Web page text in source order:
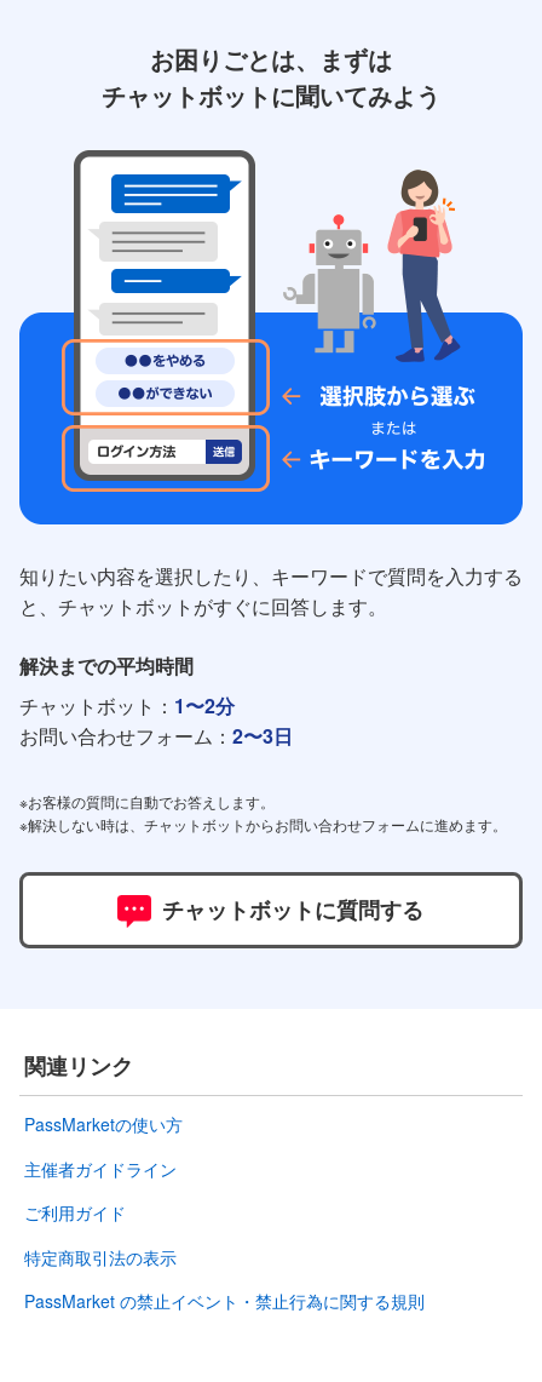
お困りごとは、まずは
チャットボットに聞いてみよう
知りたい内容を選択したり、キーワードで質問を入力する
と、チャットボットがすぐに回答します。
解決までの平均時間
チャットボット： 1〜2分
お問い合わせフォーム： 2〜3日
※お客様の質問に自動でお答えします。
※解決しない時は、チャットボットからお問い合わせフォームに進めます。
チャットボットに質問する
関連リンク
PassMarketの使い方
主催者ガイドライン
ご利用ガイド
特定商取引法の表示
PassMarket の禁止イベント・禁止行為に関する規則